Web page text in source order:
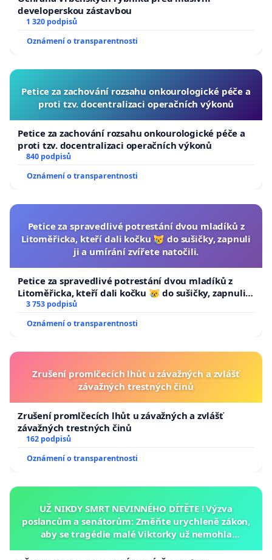
developerskou zástavbou
1 320 podpisů
Oznámení o transparentnosti
Petice za zachování rozsahu onkourologické péče a
proti tzv. docentralizaci operačních výkonů
Petice za zachování rozsahu onkourologické péče a
proti tzv. docentralizaci operačních výkonů
840 podpisů
Oznámení o transparentnosti
Petice za spravedlivé potrestání dvou mladíků z
Litoměřicka, kteří dali kočku 😿 do sušičky, zapnuli
ji a umírání zvířete natočili.
Petice za spravedlivé potrestání dvou mladíků z
Litoměřicka, kteří dali kočku 😿 do sušičky, zapnuli ji
a umírání zvířete natočili.
3 753 podpisů
Oznámení o transparentnosti
Zrušení promlčecích lhůt u závažných a zvlášť
závažných trestných činů
Zrušení promlčecích lhůt u závažných a zvlášť
závažných trestných činů
162 podpisů
Oznámení o transparentnosti
UŽ NIKDY SMRT NEVINNÉHO DÍTĚTE ! Výzva
poslancům a senátorům: Změňte urychleně zákon,
aby se tragédie malé Viktorky už nemohla